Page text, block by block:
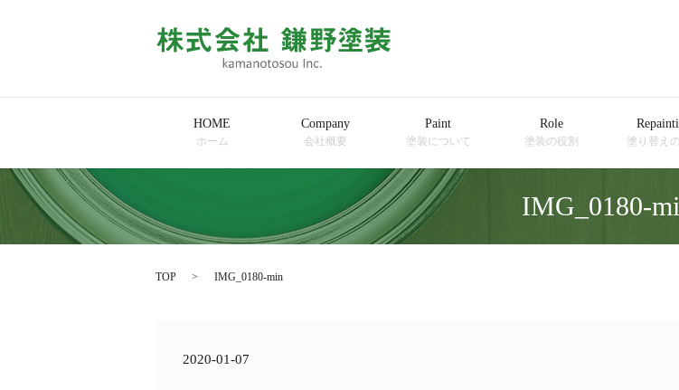
HOME
ホーム
Company
会社概要
Paint
塗装について
Role
塗装の役割 塗り替え
IMG_0180-
TOP IMG_0180-min
2020-01-07